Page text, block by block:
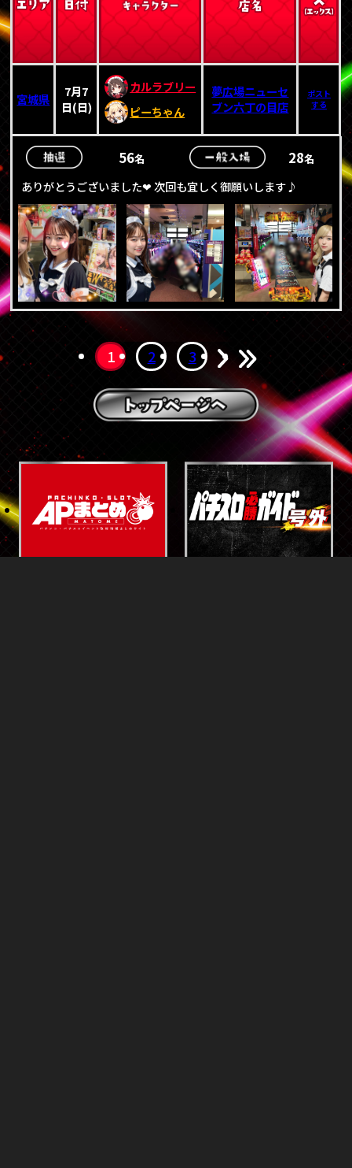
宮城県
7月7
日(日)
カルラブリー
ピーちゃん
夢広場ニューセ
ブン六丁の目店
ポスト
する
56名 28名
ありがとうございました❤ 次回も宜しく御願いします♪
1 2 3